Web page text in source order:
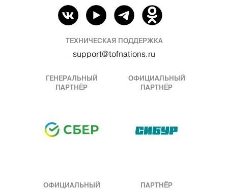
ТЕХНИЧЕСКАЯ ПОДДЕРЖКА
support@tofnations.ru
ГЕНЕРАЛЬНЫЙ
ПАРТНЁР
ОФИЦИАЛЬНЫЙ
ПАРТНЁР
ОФИЦИАЛЬНЫЙ ПАРТНЁР